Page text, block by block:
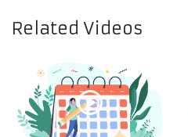
Related Videos